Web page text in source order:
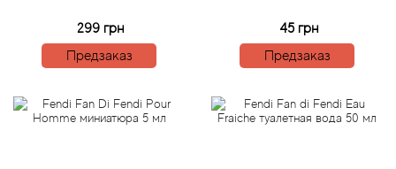
299 грн
Предзаказ
45 грн
Предзаказ
Balenciaga
Balmain